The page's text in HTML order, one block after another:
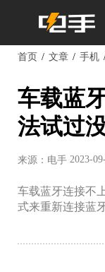
首页 文章 手机
车载蓝
法试过
来源：电手 2023-
车载蓝牙连接不
式来重新连接蓝